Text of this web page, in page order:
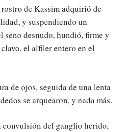
de Kassim adquirió de
y suspendiendo un
seno desnudo, hundió, firme y
el alfiler entero en el
de ojos, seguida de una lenta
se arquearon, y nada más.
convulsión del ganglio herido,